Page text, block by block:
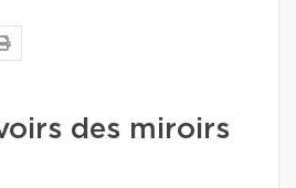
des miroirs